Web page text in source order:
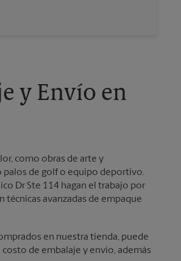
y Envío en
como obras de arte y
palos de golf o equipo deportivo.
Dr Ste 114 hagan el trabajo por
técnicas avanzadas de empaque
en nuestra tienda, puede
de embalaje y envío, además